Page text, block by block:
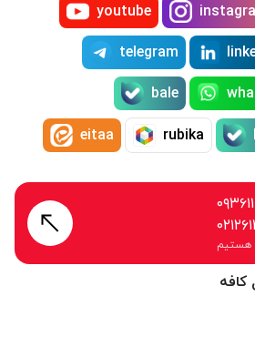
کافه
youtube
telegram
bale
rubika
eitaa
هستیم